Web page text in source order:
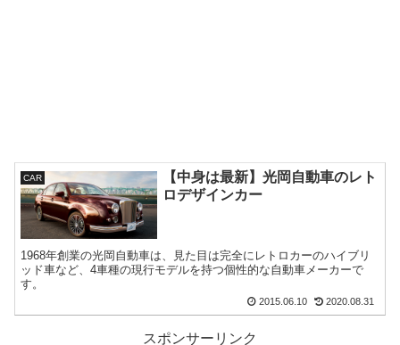
CAR
【中身は最新】光岡自動車のレト
ロデザインカー
1968年創業の光岡自動車は、見た目は完全にレトロカーのハイブリ
ッド車など、4車種の現行モデルを持つ個性的な自動車メーカーで
す。
2015.06.10 2020.08.31
スポンサーリンク